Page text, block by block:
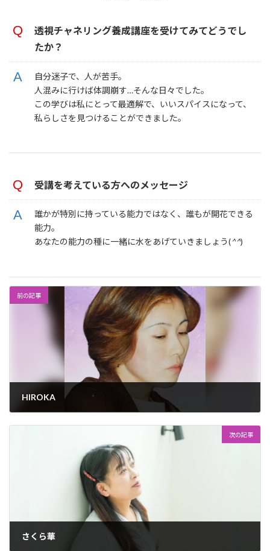
透視チャネリング養成講座を受けてみてどうでし
たか？
自分迷子で、人が苦手。
人混みに行けば体調崩す…そんな日々でした。
この学びは私にとって最適解で、いいスパイスになって、
私らしさを見つけることができました。
受講を考えている方へのメッセージ
誰かが特別に持っている能力ではなく、誰もが開花できる
能力。
あなたの能力の種に一緒に水をあげていきましょう(^^)
前の記事
HIROKA
次の記事
さくら華